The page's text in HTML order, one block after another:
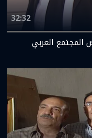
32:32
العربي